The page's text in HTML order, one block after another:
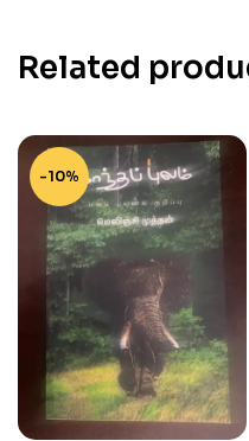
Related
-10%